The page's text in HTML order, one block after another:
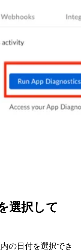
選択して
の日付を選択でき